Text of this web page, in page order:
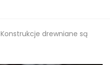
Konstrukcje drewniane są